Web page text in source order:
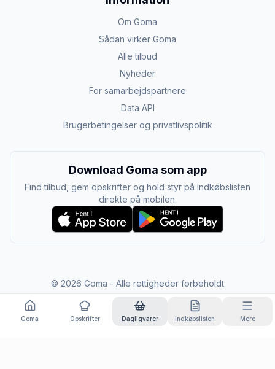
Om Goma
Sådan virker Goma
Alle tilbud
Nyheder
For samarbejdspartnere
Data API
Brugerbetingelser og privatlivspolitik
Download Goma som app
Find tilbud, gem opskrifter og hold styr på indkøbslisten
direkte på mobilen.
© 2026 Goma - Alle rettigheder forbeholdt
Goma Opskrifter Dagligvarer Indkøbslisten Mere